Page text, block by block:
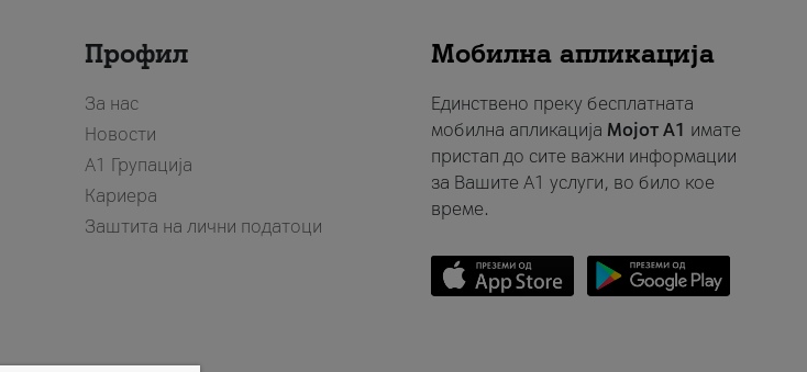
Профил
За нас
Новости
А1 Групација
Кариера
Заштита на лични податоци
Мобилна апликација
Единствено преку бесплатната
мобилна апликација Мојот A1 имате
пристап до сите важни информации
за Вашите A1 услуги, во било кое
време.